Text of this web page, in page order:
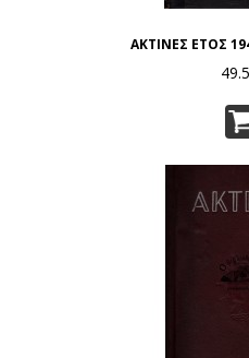
ΑΚΤΙΝΕΣ ΕΤΟΣ